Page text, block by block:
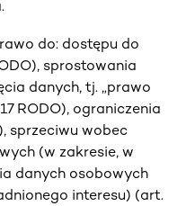
do: dostępu do
sprostowania
danych, tj. „prawo
RODO), ograniczenia
sprzeciwu wobec
(w zakresie, w
danych osobowych
interesu) (art.